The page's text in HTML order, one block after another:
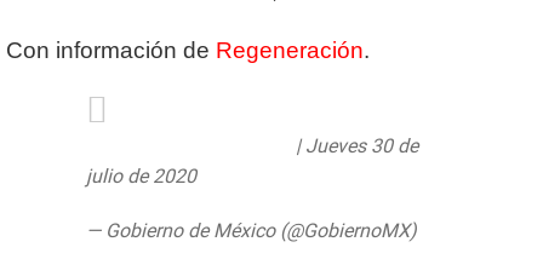
Con información de Regeneración.
| Jueves 30 de
julio de 2020
— Gobierno de México (@GobiernoMX)